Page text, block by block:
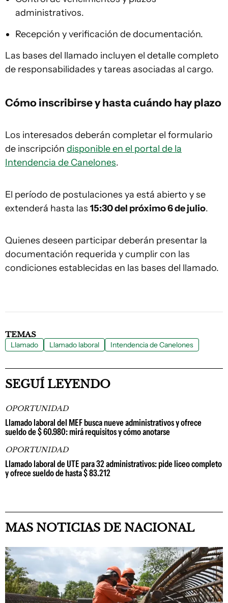
administrativos.
Recepción y verificación de documentación.
Las bases del llamado incluyen el detalle completo
de responsabilidades y tareas asociadas al cargo.
Cómo inscribirse y hasta cuándo hay plazo
Los interesados deberán completar el formulario
de inscripción disponible en el portal de la
Intendencia de Canelones.
El período de postulaciones ya está abierto y se
extenderá hasta las 15:30 del próximo 6 de julio.
Quienes deseen participar deberán presentar la
documentación requerida y cumplir con las
condiciones establecidas en las bases del llamado.
TEMAS
Llamado Llamado laboral Intendencia de Canelones
SEGUÍ LEYENDO
OPORTUNIDAD
Llamado laboral del MEF busca nueve administrativos y ofrece
sueldo de $ 60.980: mirá requisitos y cómo anotarse
OPORTUNIDAD
Llamado laboral de UTE para 32 administrativos: pide liceo completo
y ofrece sueldo de hasta $ 83.212
MAS NOTICIAS DE NACIONAL